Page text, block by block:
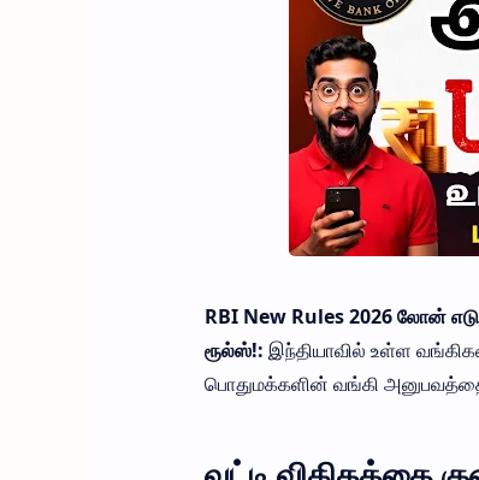
RBI New Rules 2026 லோன்
ரூல்ஸ்!: இந்தியாவில் உள்ள
பொதுமக்களின் வங்கி